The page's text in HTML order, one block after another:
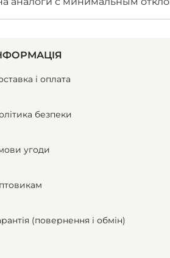
і оплата
безпеки
угоди
(повернення і обмін)